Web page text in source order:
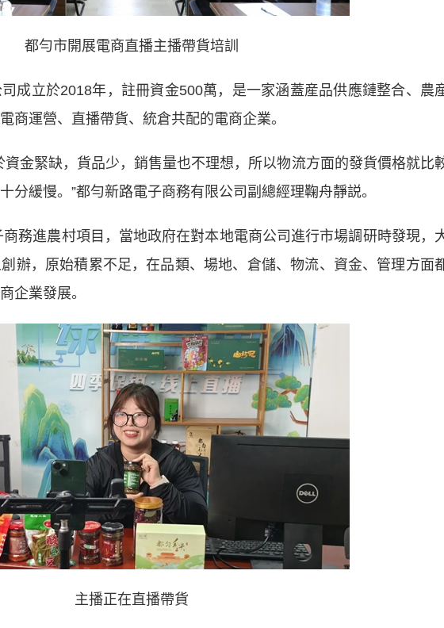
都勻市開展電商直播主播帶貨培訓
立於2018年，註冊資金500萬，是一家涵蓋産品供應鏈整合、農
商運營、直播帶貨、統倉共配的電商企業。
金緊缺，貨品少，銷售量也不理想，所以物流方面的發貨價格就比
分緩慢。”都勻新路電子商務有限公司副總經理鞠舟靜説。
進農村項目，當地政府在對本地電商公司進行市場調研時發現，
辦，原始積累不足，在品類、場地、倉儲、物流、資金、管理方面
企業發展。
主播正在直播帶貨